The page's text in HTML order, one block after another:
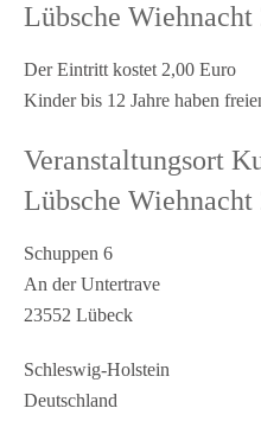
Lübsche Wiehnacht
Der Eintritt kostet 2,00 Euro
Kinder bis 12 Jahre haben
Veranstaltungsort
Lübsche Wiehnacht
Schuppen 6
An der Untertrave
23552 Lübeck
Schleswig-Holstein
Deutschland